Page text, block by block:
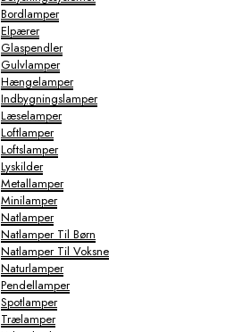
Bordlamper
Elpærer
Glaspendler
Gulvlamper
Hængelamper
Indbygningslamper
Læselamper
Loftlamper
Loftslamper
Lyskilder
Metallamper
Minilamper
Natlamper
Natlamper Til Børn
Natlamper Til Voksne
Naturlamper
Pendellamper
Spotlamper
Trælamper